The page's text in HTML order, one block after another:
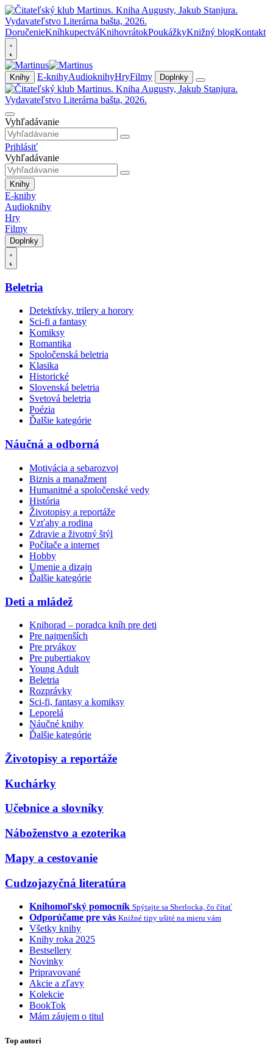
DoručenieKníhkupectváKnihovrátokPoukážkyKnižný blogKontakt
Knihy E-knihyAudioknihyHryFilmy Doplnky
Vyhľadávanie
Prihlásiť
Vyhľadávanie
Knihy
E-knihy
Audioknihy
Hry
Filmy
Doplnky
Beletria
Detektívky, trilery a horory
Sci-fi a fantasy
Komiksy
Romantika
Spoločenská beletria
Klasika
Historické
Slovenská beletria
Svetová beletria
Poézia
Ďalšie kategórie
Náučná a odborná
Motivácia a sebarozvoj
Biznis a manažment
Humanitné a spoločenské vedy
História
Životopisy a reportáže
Vzťahy a rodina
Zdravie a životný štýl
Počítače a internet
Hobby
Umenie a dizajn
Ďalšie kategórie
Deti a mládež
Knihorad – poradca kníh pre deti
Pre najmenších
Pre prvákov
Pre pubertiakov
Young Adult
Beletria
Rozprávky
Sci-fi, fantasy a komiksy
Leporelá
Náučné knihy
Ďalšie kategórie
Životopisy a reportáže
Kuchárky
Učebnice a slovníky
Náboženstvo a ezoterika
Mapy a cestovanie
Cudzojazyčná literatúra
Knihomoľský pomocník Spýtajte sa Sherlocka, čo čítať
Odporúčame pre vás Knižné tipy ušité na mieru vám
Všetky knihy
Knihy roka 2025
Bestsellery
Novinky
Pripravované
Akcie a zľavy
Kolekcie
BookTok
Mám záujem o titul
Top autori